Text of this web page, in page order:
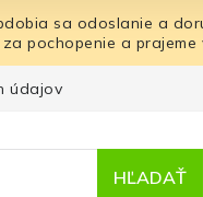
sa odoslanie a
pochopenie a
údajov
HĽADAŤ